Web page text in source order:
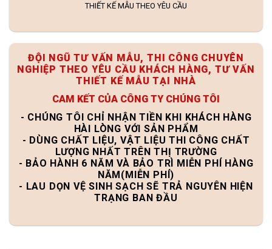
THIẾT KẾ MẪU THEO YÊU CẦU
ĐỘI NGŨ TƯ VẤN MẪU, THI CÔNG CHUYÊN
NGHIỆP THEO YÊU CẦU KHÁCH HÀNG, TƯ VẤN
THIẾT KẾ MẪU TẠI NHÀ
CAM KẾT CỦA CÔNG TY CHÚNG TÔI
- CHÚNG TÔI CHỈ NHẬN TIỀN KHI KHÁCH HÀNG
HÀI LÒNG VỚI SẢN PHẨM
- DÙNG CHẤT LIỆU, VẬT LIỆU THI CÔNG CHẤT
LƯỢNG NHẤT TRÊN THỊ TRƯỜNG
- BẢO HÀNH 6 NĂM VÀ BẢO TRÌ MIỄN PHÍ HÀNG
NĂM(MIỄN PHÍ)
- LAU DỌN VỆ SINH SẠCH SẼ TRẢ NGUYÊN HIỆN
TRẠNG BAN ĐẦU